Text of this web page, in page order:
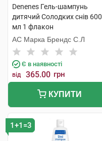
Denenes Гель-шампунь
дитячий Солодких снів 600
мл 1 флакон
АС Марка Брендс С.Л
Є в наявності
від 365.00 грн
КУПИТИ
1+1=3